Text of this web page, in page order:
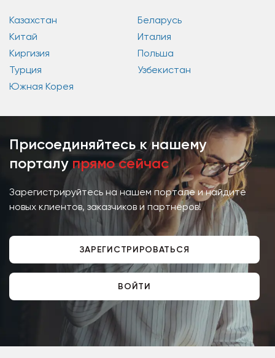
Казахстан
Беларусь
Китай
Италия
Киргизия
Польша
Турция
Узбекистан
Южная Корея
Присоединяйтесь к нашему
порталу прямо сейчас
Зарегистрируйтесь на нашем портале и найдите
новых клиентов, заказчиков и партнёров!
ЗАРЕГИСТРИРОВАТЬСЯ
ВОЙТИ